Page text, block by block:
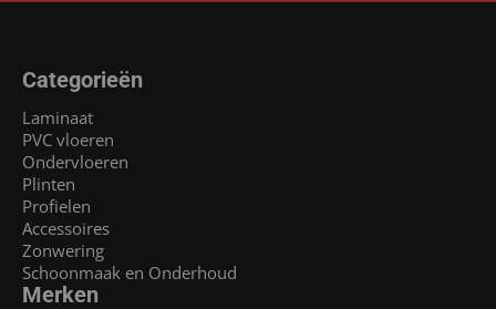
Categorieën
Laminaat
PVC vloeren
Ondervloeren
Plinten
Profielen
Accessoires
Zonwering
Schoonmaak en Onderhoud
Merken